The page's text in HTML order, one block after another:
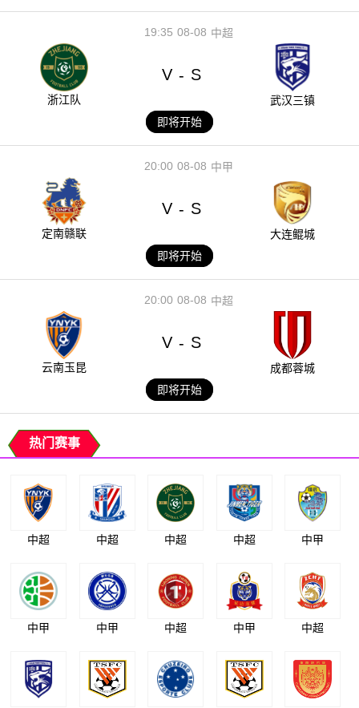
08-08
19:35 中超
浙江队
V - S
武汉三镇
即将开始
08-08
20:00 中甲
定南赣联
V - S
大连鲲城
即将开始
08-08
20:00 中超
云南玉昆
V - S
成都蓉城
即将开始
热门赛事
中超 中超 中超 中超 中甲
中甲 中甲 中超 中甲 中超